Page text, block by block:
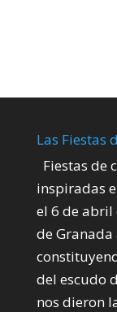
Las Fiestas
Fiestas de
inspiradas
el 6 de abril
de
del escudo
nos dieron